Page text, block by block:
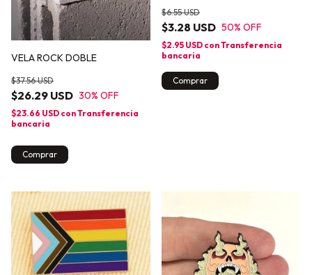
VELA ROCK DOBLE
$26.29 USD
$37.56 USD
30% OFF
$23.66 USD conTransferencia
bancaria
$3.28 USD
$6.55 USD
50% OFF
$2.95 USD conTransferencia
bancaria
Comprar